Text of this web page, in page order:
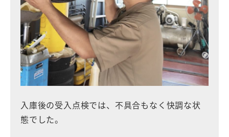
入庫後の受入点検では、不具合もなく快調な状
態でした。